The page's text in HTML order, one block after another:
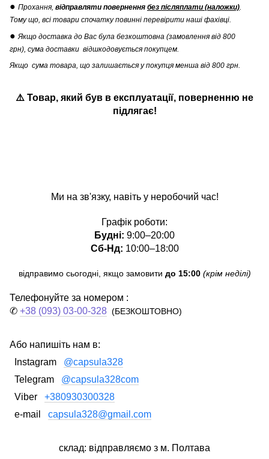
● Прохання, відправляти повернення без післяплати (наложки)
Тому що, всі товари спочатку повинні перевірити наші фахівці.
● Якщо доставка до Вас була безкоштовна (замовлення від 800
грн), сума доставки відшкодовується покупцем.
Якщо сума товара, що залишається у покупця менша від 800 грн.
⚠️ Товар, який був в експлуатації, поверненню не
підлягає!
Ми на зв'язку, навіть у неробочий час!
Графік роботи:
Будні: 9:00–20:00
Сб-Нд: 10:00–18:00
відправимо сьогодні, якщо замовити до 15:00 (крім неділі)
Телефонуйте за номером :
✆ +38 (093) 03-00-328 (БЕЗКОШТОВНО)
Або напишіть нам в:
Instagram @capsula328
Telegram @capsula328com
Viber +380930300328
e-mail capsula328@gmail.com
склад: відправляємо з м. Полтава